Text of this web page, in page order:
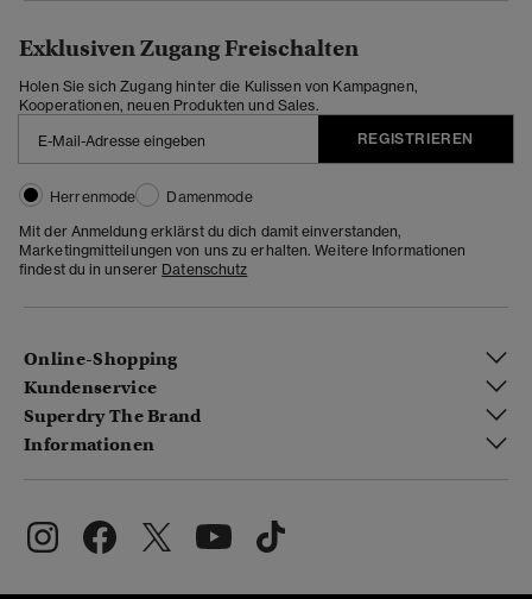
Exklusiven Zugang Freischalten
Holen Sie sich Zugang hinter die Kulissen von Kampagnen,
Kooperationen, neuen Produkten und Sales.
REGISTRIEREN
Herrenmode
Damenmode
Mit der Anmeldung erklärst du dich damit einverstanden,
Marketingmitteilungen von uns zu erhalten. Weitere Informationen
findest du in unserer Datenschutz
Online-Shopping
Kundenservice
Superdry The Brand
Informationen